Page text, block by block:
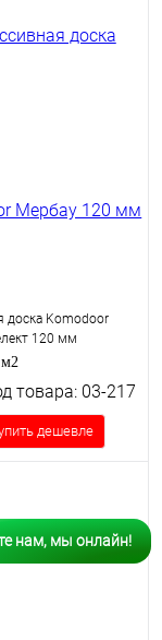
доска Komodoor
120 мм
товара: 03-217
дешевле
нам, мы онлайн!